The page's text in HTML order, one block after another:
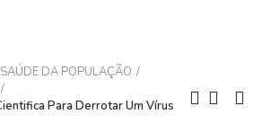
DA POPULAÇÃO
Para Derrotar Um Vírus